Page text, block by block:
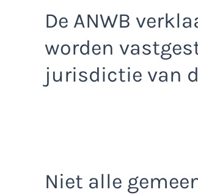
De ANWB
worden
jurisdictie van
Niet alle